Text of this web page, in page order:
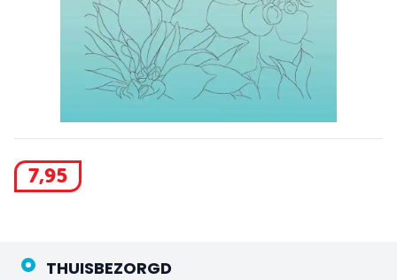
7,95
THUISBEZORGD